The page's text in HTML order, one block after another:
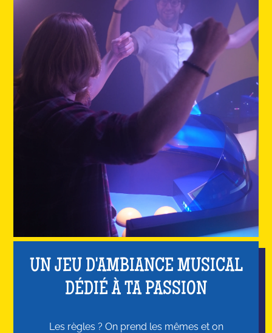
UN JEU D'AMBIANCE MUSICAL
DÉDIÉ À TA PASSION
Les règles ? On prend les mêmes et on